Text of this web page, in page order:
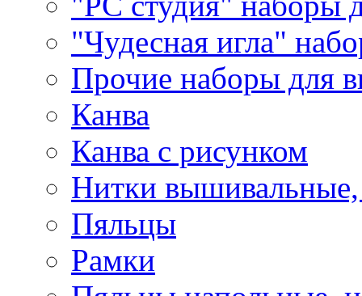
"Чудесная игла"
Прочие наборы для
Канва
Канва с рисунком
Нитки
Пяльцы
Рамки